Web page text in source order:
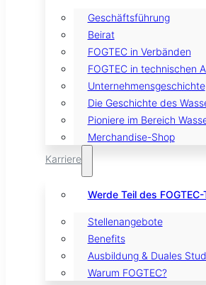
Geschäftsführung
Beirat
FOGTEC in Verbänden
FOGTEC in technischen
Unternehmensgeschichte
Die Geschichte des
Pioniere im Bereich
Merchandise-Shop
Karriere
Werde Teil des FOGTEC-
Stellenangebote
Benefits
Ausbildung & Duales
Warum FOGTEC?